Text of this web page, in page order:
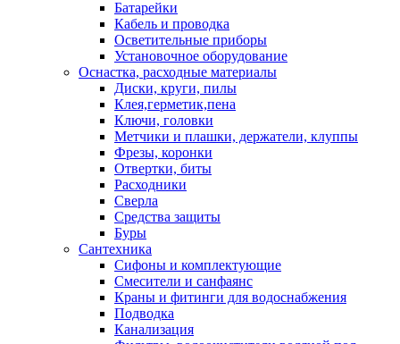
Батарейки
Кабель и проводка
Осветительные приборы
Установочное оборудование
Оснастка, расходные материалы
Диски, круги, пилы
Клея,герметик,пена
Ключи, головки
Метчики и плашки, держатели, клуппы
Фрезы, коронки
Отвертки, биты
Расходники
Сверла
Средства защиты
Буры
Сантехника
Сифоны и комплектующие
Смесители и санфаянс
Краны и фитинги для водоснабжения
Подводка
Канализация